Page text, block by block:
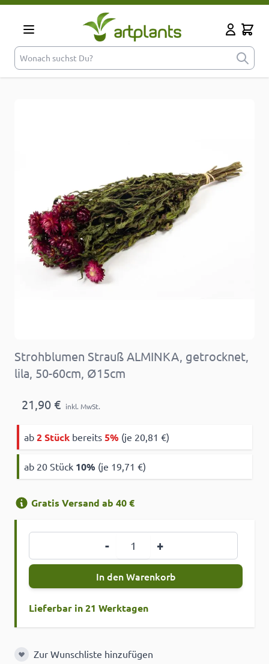
Zum Inhalt springen
Cart
Strohblumen Strauß ALMINKA, getrocknet,
lila, 50-60cm, Ø15cm
21,90 € inkl. MwSt.
ab 2 Stück bereits 5% (je 20,81 €)
ab 20 Stück 10% (je 19,71 €)
Gratis Versand ab 40 €
- +
In den Warenkorb
Lieferbar in 21 Werktagen
Zur Wunschliste hinzufügen
Zur Wunschliste hinzufügen